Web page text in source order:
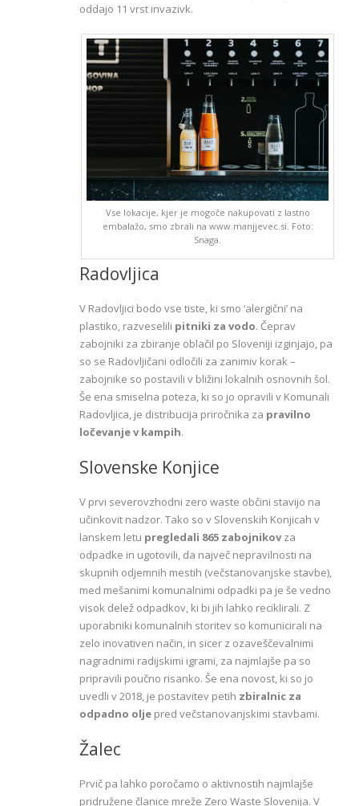
oddajo 11 vrst invazivk.
Vse lokacije, kjer je mogoče nakupovati z lastno
embalažo, smo zbrali na www.manjjevec.si. Foto:
Snaga.
Radovljica
V Radovljici bodo vse tiste, ki smo ‘alergični’ na
plastiko, razveselili pitniki za vodo. Čeprav
zabojniki za zbiranje oblačil po Sloveniji izginjajo, pa
so se Radovljičani odločili za zanimiv korak –
zabojnike so postavili v bližini lokalnih osnovnih šol.
Še ena smiselna poteza, ki so jo opravili v Komunali
Radovljica, je distribucija priročnika za pravilno
ločevanje v kampih.
Slovenske Konjice
V prvi severovzhodni zero waste občini stavijo na
učinkovit nadzor. Tako so v Slovenskih Konjicah v
lanskem letu pregledali 865 zabojnikovza
odpadke in ugotovili, da največ nepravilnosti na
skupnih odjemnih mestih (večstanovanjske stavbe),
med mešanimi komunalnimi odpadki pa je še vedno
visok delež odpadkov, ki bi jih lahko reciklirali. Z
uporabniki komunalnih storitev so komunicirali na
zelo inovativen način, in sicer z ozaveščevalnimi
nagradnimi radijskimi igrami, za najmlajše pa so
pripravili poučno risanko. Še ena novost, ki so jo
uvedli v 2018, je postavitev petih zbiralnic za
odpadno olje pred večstanovanjskimi stavbami.
Žalec
Prvič pa lahko poročamo o aktivnostih najmlajše
pridružene članice mreže Zero Waste Slovenija. V